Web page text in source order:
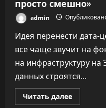
просто смешно»
admin
Идея перенести дата-
все чаще звучит на
на инфраструктуру
данных строятся...
Читать далее
больше